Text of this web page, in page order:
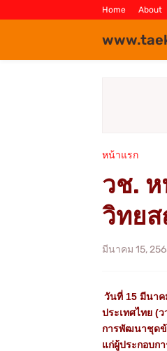
Home About
หน้าแรก
วช.
วิทยส
มีนาคม 15,
วันที่ 15 มีนาค
ประเทศไทย (
การพัฒนาชุดข้
แก่ผู้ประกอบก